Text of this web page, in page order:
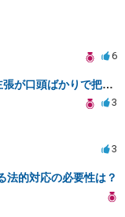
6
Xの開示請求の双方審で、相手方の主張が口頭ばかりで把握しきれません
3
3
法的対応の必要性は？